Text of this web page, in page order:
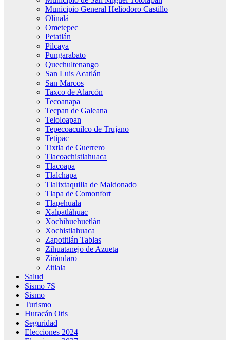
Municipio General Heliodoro Castillo
Olinalá
Ometepec
Petatlán
Pilcaya
Pungarabato
Quechultenango
San Luis Acatlán
San Marcos
Taxco de Alarcón
Tecoanapa
Tecpan de Galeana
Teloloapan
Tepecoacuilco de Trujano
Tetipac
Tixtla de Guerrero
Tlacoachistlahuaca
Tlacoapa
Tlalchapa
Tlalixtaquilla de Maldonado
Tlapa de Comonfort
Tlapehuala
Xalpatláhuac
Xochihuehuetlán
Xochistlahuaca
Zapotitlán Tablas
Zihuatanejo de Azueta
Zirándaro
Zitlala
Salud
Sismo 7S
Sismo
Turismo
Huracán Otis
Seguridad
Elecciones 2024